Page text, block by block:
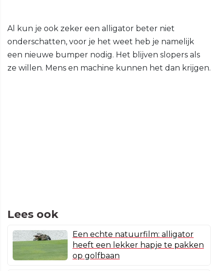
Al kun je ook zeker een alligator beter niet
onderschatten, voor je het weet heb je namelijk
een nieuwe bumper nodig. Het blijven slopers als
ze willen. Mens en machine kunnen het dan krijgen.
Lees ook
Een echte natuurfilm: alligator
heeft een lekker hapje te pakken
op golfbaan